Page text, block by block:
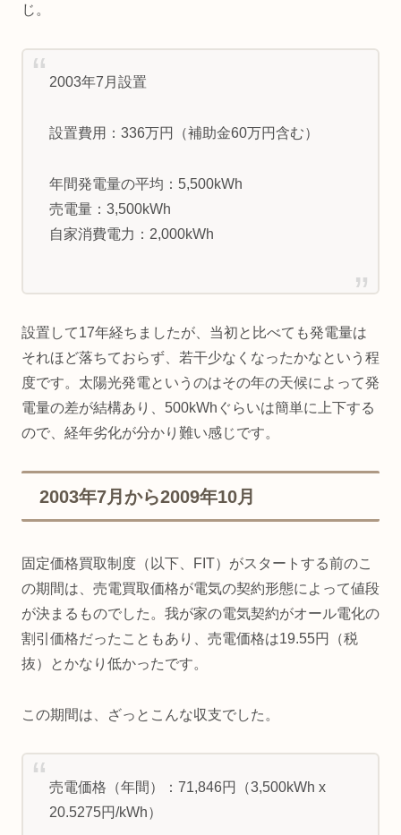
じ。
2003年7月設置
設置費用：336万円（補助金60万円含む）
年間発電量の平均：5,500kWh
売電量：3,500kWh
自家消費電力：2,000kWh
設置して17年経ちましたが、当初と比べても発電量は
それほど落ちておらず、若干少なくなったかなという程
度です。太陽光発電というのはその年の天候によって発
電量の差が結構あり、500kWhぐらいは簡単に上下する
ので、経年劣化が分かり難い感じです。
2003年7月から2009年10月
固定価格買取制度（以下、FIT）がスタートする前のこ
の期間は、売電買取価格が電気の契約形態によって値段
が決まるものでした。我が家の電気契約がオール電化の
割引価格だったこともあり、売電価格は19.55円（税
抜）とかなり低かったです。
この期間は、ざっとこんな収支でした。
売電価格（年間）：71,846円（3,500kWh x
20.5275円/kWh）